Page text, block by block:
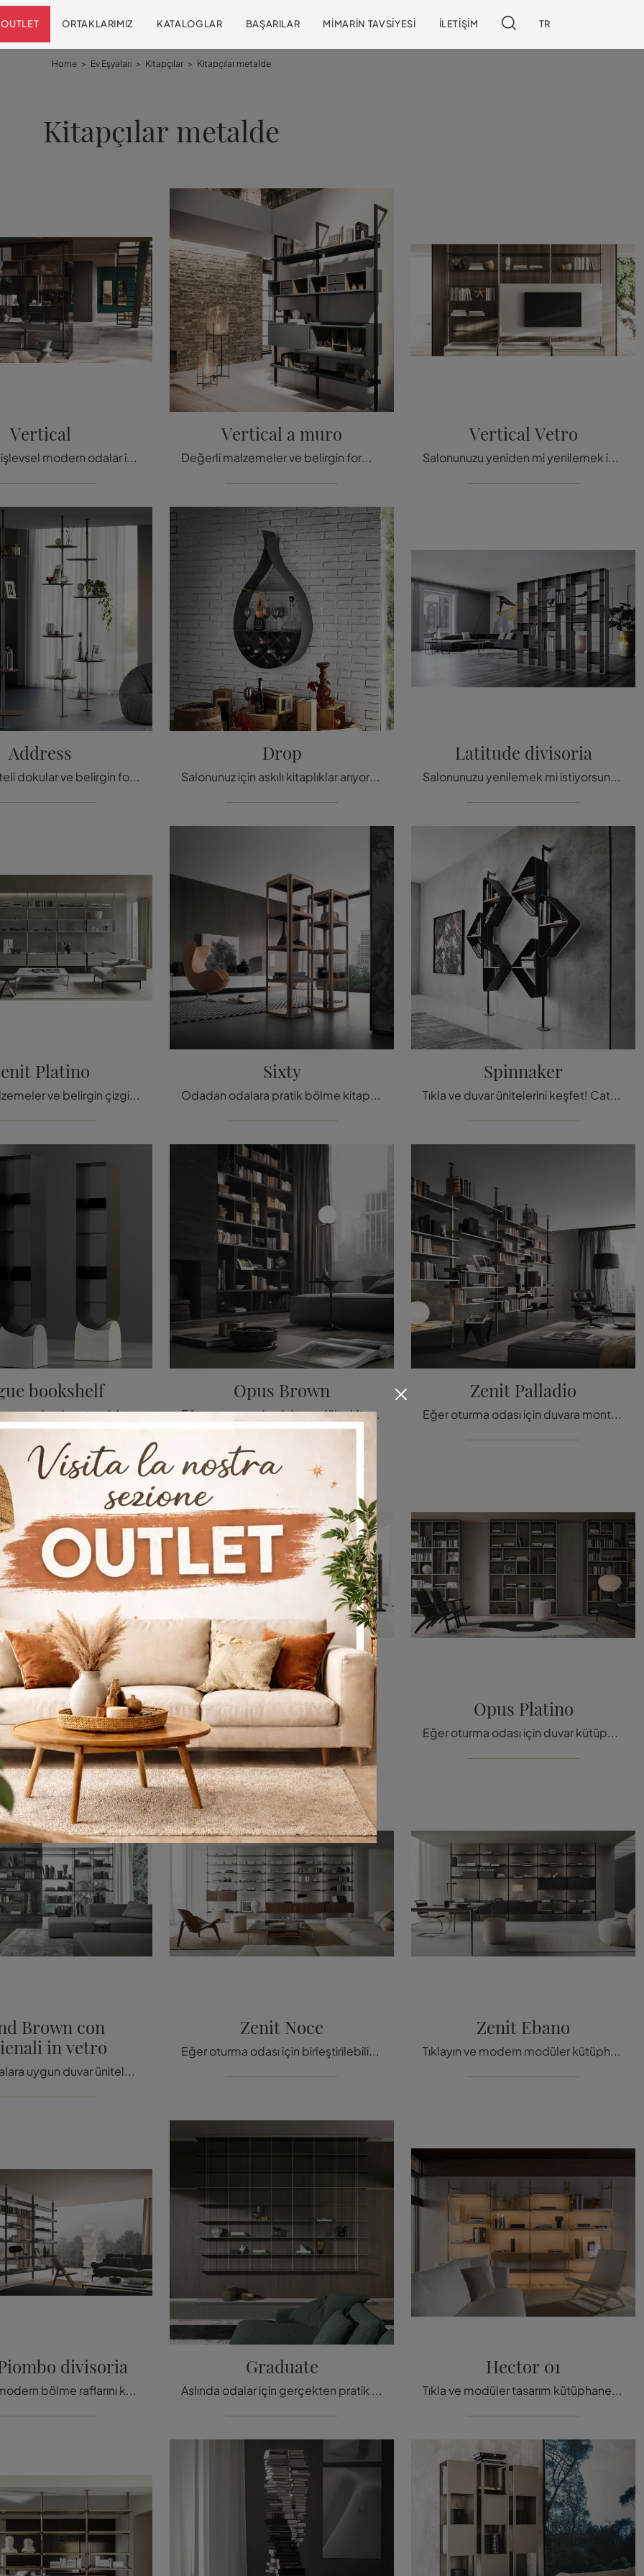
OUTLET ORTAKLARIMIZ KATALOGLAR BAŞARILAR MIMARIN TAVSIYESI İLETIŞIM TR
Home > Ev Eşyaları > Kitapçılar > Kitapçılar metalde
Kitapçılar metalde
Vertical
Gerçekten işlevsel modern odalar için bölücü raflar: Arrital markasının Vertical modelini keşfedin!
Vertical a muro
Değerli malzemeler ve belirgin formlar: En güzel modern duvar raflarından biri olan Arrital'ın dikey duvar rafını keşfedin.
Vertical Vetro
Salonunuzu yeniden mi yenilemek istiyorsunuz? Dikey Cam modeliyle modern, modüler kitaplıkları keşfedin ve mekanlarınızı bu modelle donatın.
Address
Yüksek kaliteli dokular ve belirgin formlar: Cattelan Italia'nın Address kitaplığını, en güzel tasarım bölücü kitaplıklardan biri olarak keşfedin.
Drop
Salonunuz için askılı kitaplıklar arıyorsanız, tıklayın ve tasarım çözümlerimizi keşfedin: Drop modeli Cattelan Italia sizi bekliyor!
Latitude divisoria
Salonunuzu yenilemek mi istiyorsunuz? Modern bölücü kitaplıkları daha fazla keşfedin ve iç mekanlarınızı Latitude bölücü modeliyle döşeyin.
Platino
Değerli malzemeler ve belirgin çizgiler: Rimadesio'nun Zenit Platino kitaplığını keşfedin, duvara monte edilmiş
Sixty
Odadan odalara pratik bölme kitaplıklar: Rimadesio şirketinin Sixty modeli hakkında bilgi edinin!
Spinnaker
Tıkla ve duvar ünitelerini keşfet! Cattelan İtalya'nın Spinnaker modeli, pratik ve dinamik bir oturma odasını
bookshelf
Gündüz alanını modernize etmek ister misin? Tasarım bölmeler hakkında daha fazla bilgi edinin ve Vague kitaplık modeli ile alanlarınızı de
Opus Brown
Eğer oturma odası için modüler kitaplıklar arıyorsanız, tıklayın ve modern çözümlerimizi keşfedin: Opus Brown Rimadesio
Zenit Palladio
Eğer oturma odası için duvara monte kitaplıklar istiyorsanız, tıklayın ve modern çözümlerimizi keşfedin: Zenit Palladio Rimadesio model
Piombo
Tıkla ve modern duvar kütüphanelerini keşfet! Zenit Piombo Rimadesio modeli, dinamik ve işlevsel bir oturma odasını
Wind Piombo
Tıklayın ve modern bölme raflarını keşfedin! Wind Piombo Rimadesio modeli dinamik ve işlevsel bir oturma odasını tamamlayacak
Opus Platino
Eğer oturma odası için duvar kütüphaneleri istiyorsanız, tıklayın ve modern çözümlerimizi keşfedin: Opus Platino Rimadesio model
Brown con
in vetro
Modern odalara uygun duvar üniteleri: Rimadesio markasının cam arkalıklı Wind Brown modeli hakkında daha fazla bilgi edinin!
Zenit Noce
Eğer oturma odası için birleştirilebilir kitaplık arıyorsanız, tıklayın ve modern çözümlerimizi keşfedin: Zenit Noce Rimadesio modeli sizi
Zenit Ebano
Tıklayın ve modern modüler kütüphaneleri keşfedin! Zenit Ebano Rimadesio modeli, işlevsel ve dinamik bir oturma odasını tamam
divisoria
Tıklayın ve modern bölme raflarını keşfedin! Rimadesio'nun Zenit Kurşun bölme rafı, işlevsel ve pratik bir oturma odas
Graduate
Aslında odalar için gerçekten pratik asma kitaplıklar: Molteni & C şirketinin Graduate modeli hakkında bilgi edinin.
Hector 01
Tıkla ve modüler tasarım kütüphaneleri keşfedin! Molteni & C'nin Hector 01 modeli pratik ve işlevsel bir oturma odasını